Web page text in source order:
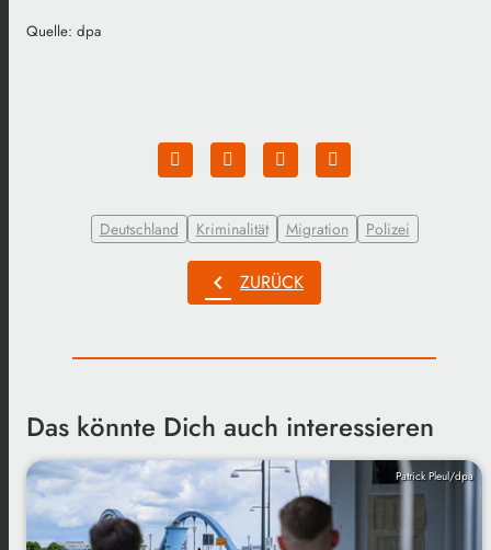
Quelle: dpa
Deutschland Kriminalität Migration Polizei
chevron_left ZURÜCK
Das könnte Dich auch interessieren
Patrick Pleul/dpa